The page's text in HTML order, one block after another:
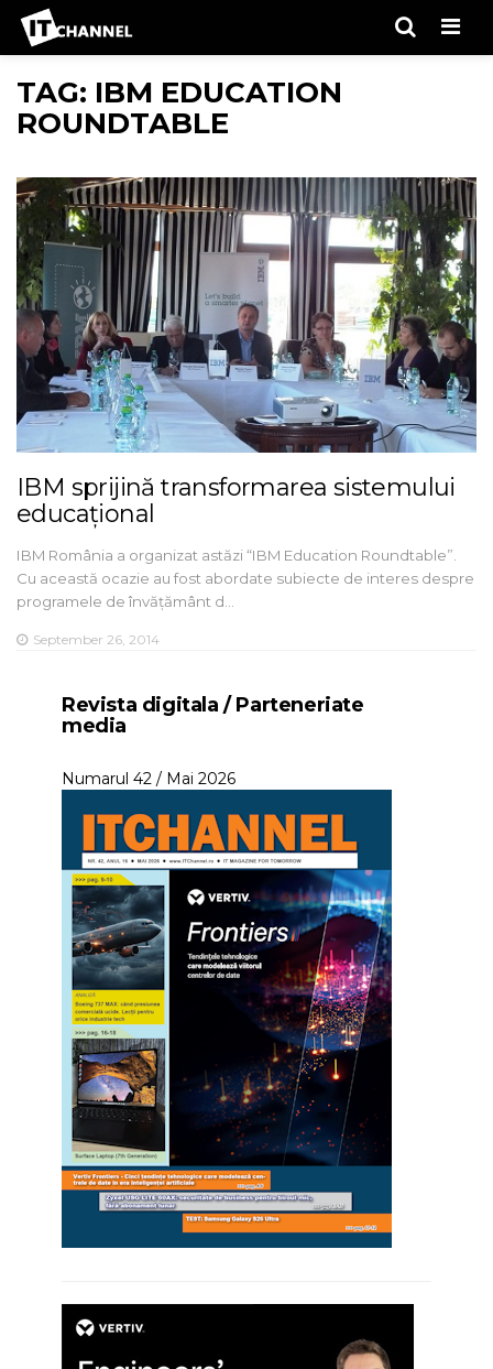
TAG: IBM EDUCATION
ROUNDTABLE
IBM sprijină transformarea sistemului
educațional
IBM România a organizat astăzi “IBM Education Roundtable”.
Cu această ocazie au fost abordate subiecte de interes despre
programele de învățământ d…
September 26, 2014
Revista digitala / Parteneriate
media
Numarul 42 / Mai 2026